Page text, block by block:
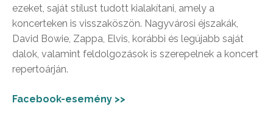
ezeket, saját stílust tudott kialakítani, amely a
koncerteken is visszaköszön. Nagyvárosi éjszakák,
David Bowie, Zappa, Elvis, korábbi és legújabb saját
dalok, valamint feldolgozások is szerepelnek a koncert
repertoárján.
Facebook-esemény >>